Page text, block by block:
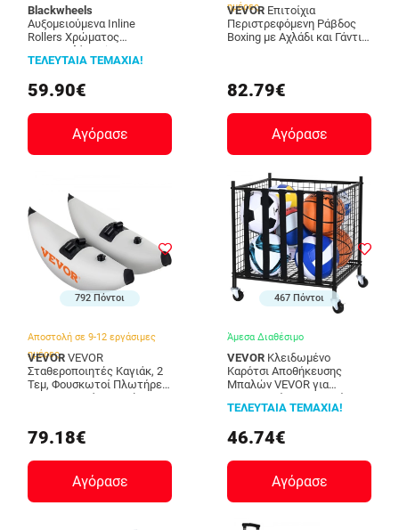
Blackwheels
Αυξομειούμενα Inline
Rollers Χρώματος
Πορτοκαλί Sonic
Blackwheels 1754843
ΤΕΛΕΥΤΑΙΑ ΤΕΜΑΧΙΑ!
59.90€
Αγόρασε
ημέρες
VEVOR
Περιστρεφόμενη Ράβδος
Boxing με Αχλάδι και Γάντια
82.79€
Αγόρασε
792 Πόντοι
Αποστολή σε 9-12 εργάσιμες
ημέρες
VEVOR
Σταθεροποιητές Καγιάκ, 2
Τεμ, Φουσκωτοί Πλωτήρες
PVC με Βραχίονες, Σύστημα
PHTZTWDQTZBDDVJK5V0
79.18€
Αγόρασε
467 Πόντοι
Άμεσα Διαθέσιμο
VEVOR
Καρότσι Αποθήκευσης
Μπαλών VEVOR για
Εσωτερικό/Εξωτερικό
Χώρο
ΤΕΛΕΥΤΑΙΑ ΤΕΜΑΧΙΑ!
46.74€
Αγόρασε